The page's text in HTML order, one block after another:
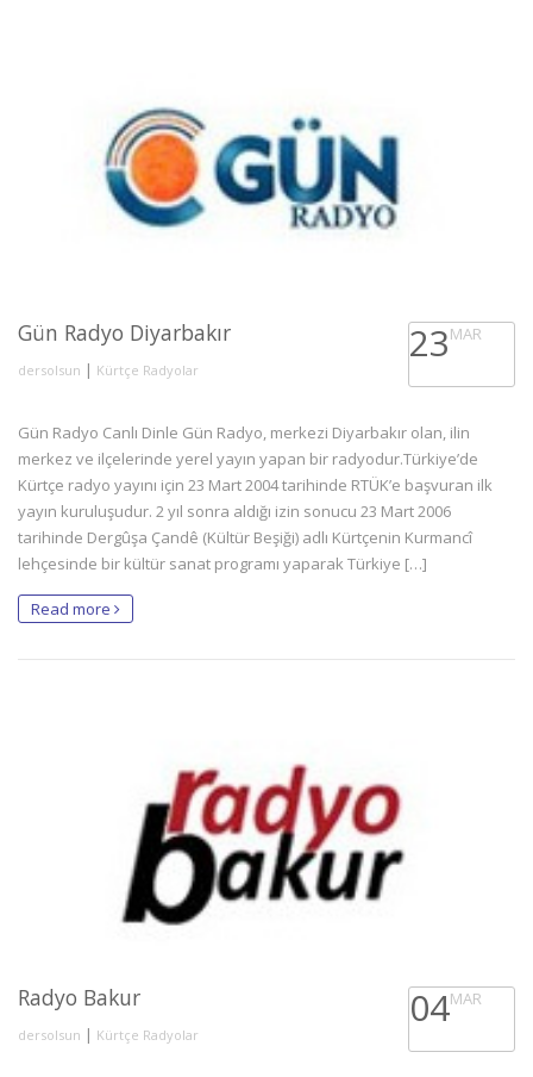
Gün Radyo Diyarbakır
dersolsun | Kürtçe Radyolar
23MAR
Gün Radyo Canlı Dinle Gün Radyo, merkezi Diyarbakır olan, ilin
merkez ve ilçelerinde yerel yayın yapan bir radyodur.Türkiye’de
Kürtçe radyo yayını için 23 Mart 2004 tarihinde RTÜK’e başvuran ilk
yayın kuruluşudur. 2 yıl sonra aldığı izin sonucu 23 Mart 2006
tarihinde Dergûşa Çandê (Kültür Beşiği) adlı Kürtçenin Kurmancî
lehçesinde bir kültür sanat programı yaparak Türkiye […]
Read more
Radyo Bakur
dersolsun | Kürtçe Radyolar
04MAR